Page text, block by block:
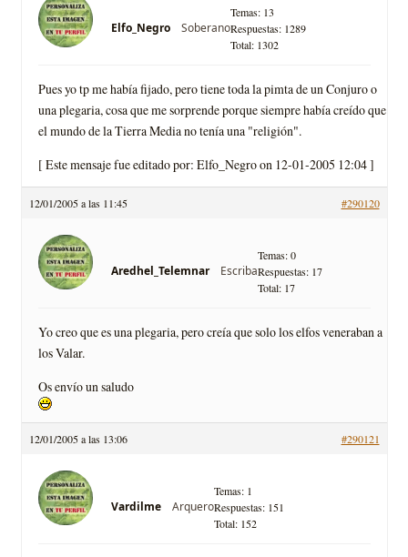
Elfo_Negro Soberano
Temas: 13
Respuestas: 1289
Total: 1302
Pues yo tp me habí­a fijado, pero tiene toda la pimta de un Conjuro o
una plegaria, cosa que me sorprende porque siempre habí­a creí­do que
el mundo de la Tierra Media no tení­a una "religión".
[ Este mensaje fue editado por: Elfo_Negro on 12-01-2005 12:04 ]
12/01/2005 a las 11:45 #290120
Aredhel_Telemnar Escriba
Temas: 0
Respuestas: 17
Total: 17
Yo creo que es una plegaria, pero creí­a que solo los elfos veneraban a
los Valar.
Os enví­o un saludo
12/01/2005 a las 13:06 #290121
Vardilme Arquero
Temas: 1
Respuestas: 151
Total: 152